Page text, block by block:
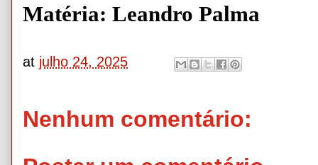
Matéria: Leandro Palma
at julho 24, 2025
Nenhum comentário: